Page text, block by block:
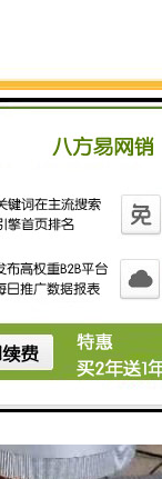
橡皮管或泵
季节，吸收
的双路双泵
当吸收液倒